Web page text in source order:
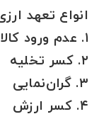
انواع تعهد
۱. عدم ورود کالا
۲. کسر تخلیه
۳. گران‌نمایی
۴. کسر ارزش